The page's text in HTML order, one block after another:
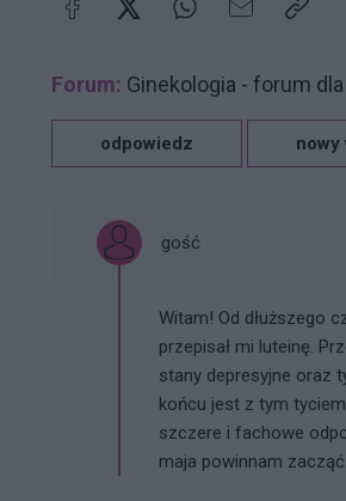
Forum: Ginekologia - forum
odpowiedz nowy
gość
Witam! Od dłuższego
przepisał mi luteinę.
stany depresyjne oraz
końcu jest z tym
szczere i fachowe
maja powinnam zacząć.